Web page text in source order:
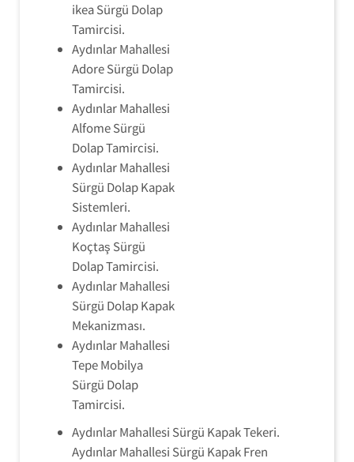
ikea Sürgü Dolap
Tamircisi.
Aydınlar Mahallesi
Adore Sürgü Dolap
Tamircisi.
Aydınlar Mahallesi
Alfome Sürgü
Dolap Tamircisi.
Aydınlar Mahallesi
Sürgü Dolap Kapak
Sistemleri.
Aydınlar Mahallesi
Koçtaş Sürgü
Dolap Tamircisi.
Aydınlar Mahallesi
Sürgü Dolap Kapak
Mekanizması.
Aydınlar Mahallesi
Tepe Mobilya
Sürgü Dolap
Tamircisi.
Aydınlar Mahallesi Sürgü Kapak Tekeri.
Aydınlar Mahallesi Sürgü Kapak Fren